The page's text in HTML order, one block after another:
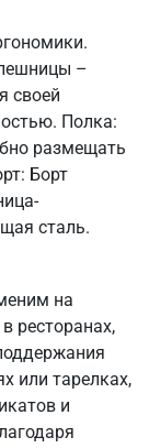
–
своей
Полка:
размещать
Борт
сталь.
на
ресторанах,
или тарелках,
и